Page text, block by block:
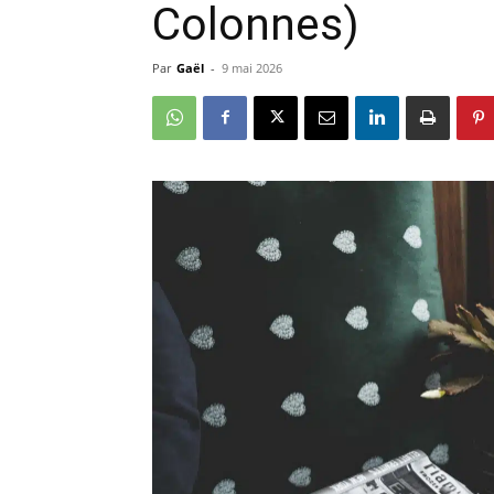
Colonnes)
Par Gaël - 9 mai 2026